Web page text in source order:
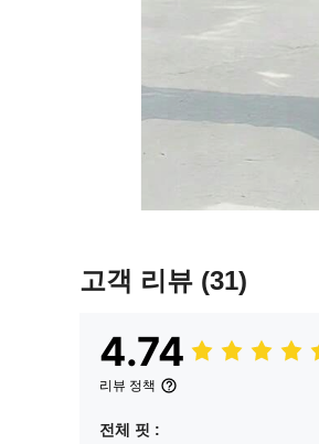
고객 리뷰 (31)
4.74
리뷰 정책
전체 핏 :